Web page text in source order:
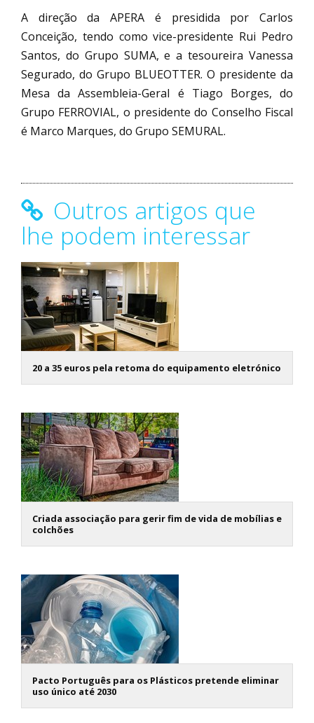
A direção da APERA é presidida por Carlos
Conceição, tendo como vice-presidente Rui Pedro
Santos, do Grupo SUMA, e a tesoureira Vanessa
Segurado, do Grupo BLUEOTTER. O presidente da
Mesa da Assembleia-Geral é Tiago Borges, do
Grupo FERROVIAL, o presidente do Conselho Fiscal
é Marco Marques, do Grupo SEMURAL.
Outros artigos que
lhe podem interessar
20 a 35 euros pela retoma do equipamento eletrónico
Criada associação para gerir fim de vida de mobílias e
colchões
Pacto Português para os Plásticos pretende eliminar
uso único até 2030